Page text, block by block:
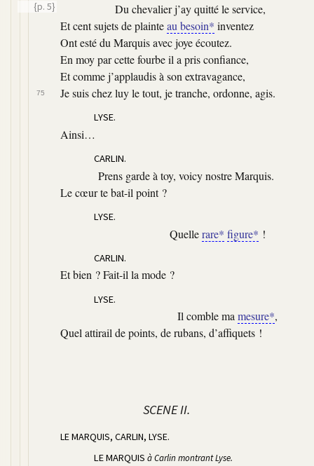
Du chevalier j’ay quitté le service,
{p. 5}
Et cent sujets de plainteau besoin* inventez
Ont esté du Marquis avec joye écoutez.
En moy par cette fourbe il a pris confiance,
Et comme j’applaudis à son extravagance,
75 Je suis chez luy le tout, je tranche, ordonne, agis.
LYSE.
Ainsi…
CARLIN.
Prens garde à toy, voicy nostre Marquis.
Le cœur te bat-il point ?
LYSE.
Quellerare* figure* !
CARLIN.
Et bien ? Fait-il la mode ?
LYSE.
Il comble mamesure*,
Quel attirail de points, de rubans, d’affiquets !
SCENE II.
LE MARQUIS, CARLIN, LYSE.
LE MARQUIS à Carlin montrant Lyse.